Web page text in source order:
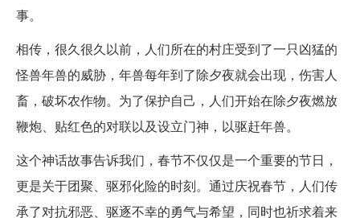
事。
相传，很久很久以前，人们所在的村庄受到了一只凶猛的
怪兽年兽的威胁，年兽每年到了除夕夜就会出现，伤害人
畜，破坏农作物。为了保护自己，人们开始在除夕夜燃放
鞭炮、贴红色的对联以及设立门神，以驱赶年兽。
这个神话故事告诉我们，春节不仅仅是一个重要的节日，
更是关于团聚、驱邪化险的时刻。通过庆祝春节，人们传
承了对抗邪恶、驱逐不幸的勇气与希望，同时也祈求着来